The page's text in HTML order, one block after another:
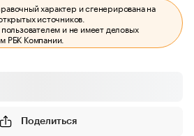
характер и сгенерирована на
источников.
и не имеет деловых
РБК Компании.
Поделиться